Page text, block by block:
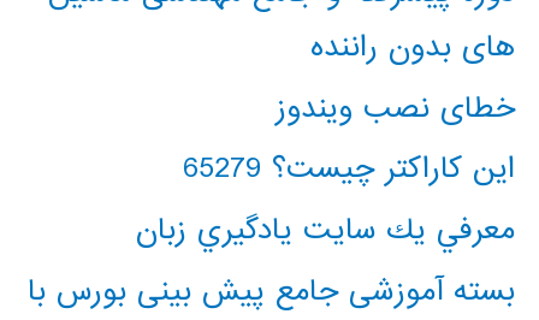
های بدون راننده
خطای نصب ویندوز
این کاراکتر چیست؟ 65279
معرفي يك سايت يادگيري زبان
بسته آموزشی جامع پیش بینی بورس با